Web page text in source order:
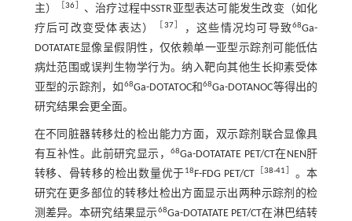
主）
［36
、治疗过程中SSTR亚型表达可能发生改变（如化
疗后可改变受体表达）
37 ，这些情况均可导致68Ga-
DOTATATE显像呈假阴性，仅依赖单一亚型示踪剂可能低估
病灶范围或误判生物学行为。纳入靶向其他生长抑素受体
亚型的示踪剂，如 68Ga-DOTATOC和68Ga-DOTANOC等得出的
研究结果会更全面。
在不同脏器转移灶的检出能力方面，双示踪剂联合显像具
有互补性。此前研究显示，68Ga-DOTATATE PET/CT在NEN肝
转移、骨转移的检出数量优于18F-FDG PET/CT［38-41
。本
研究在更多部位的转移灶检出方面显示出两种示踪剂的检
测差异。本研究结果显示68Ga-DOTATATE PET/CT在淋巴结转